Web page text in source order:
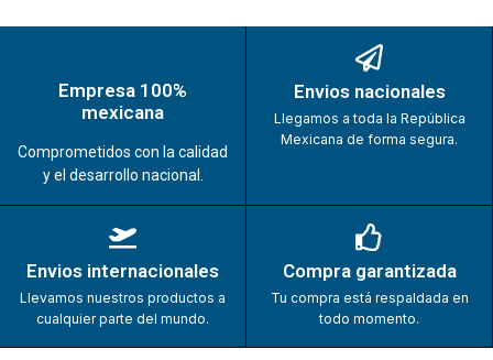
Empresa 100%
mexicana
Comprometidos con la calidad
y el desarrollo nacional.
Envios nacionales
Llegamos a toda la República
Mexicana de forma segura.
Envios internacionales
Llevamos nuestros productos a
cualquier parte del mundo.
Compra garantizada
Tu compra está respaldada en
todo momento.